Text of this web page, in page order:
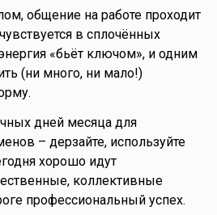
общение на работе проходит
в сплочённых
«бьёт ключом», и одним
(ни много, ни мало!)
дней месяца для
– дерзайте, используйте
хорошо идут
коллективные
профессиональный успех.